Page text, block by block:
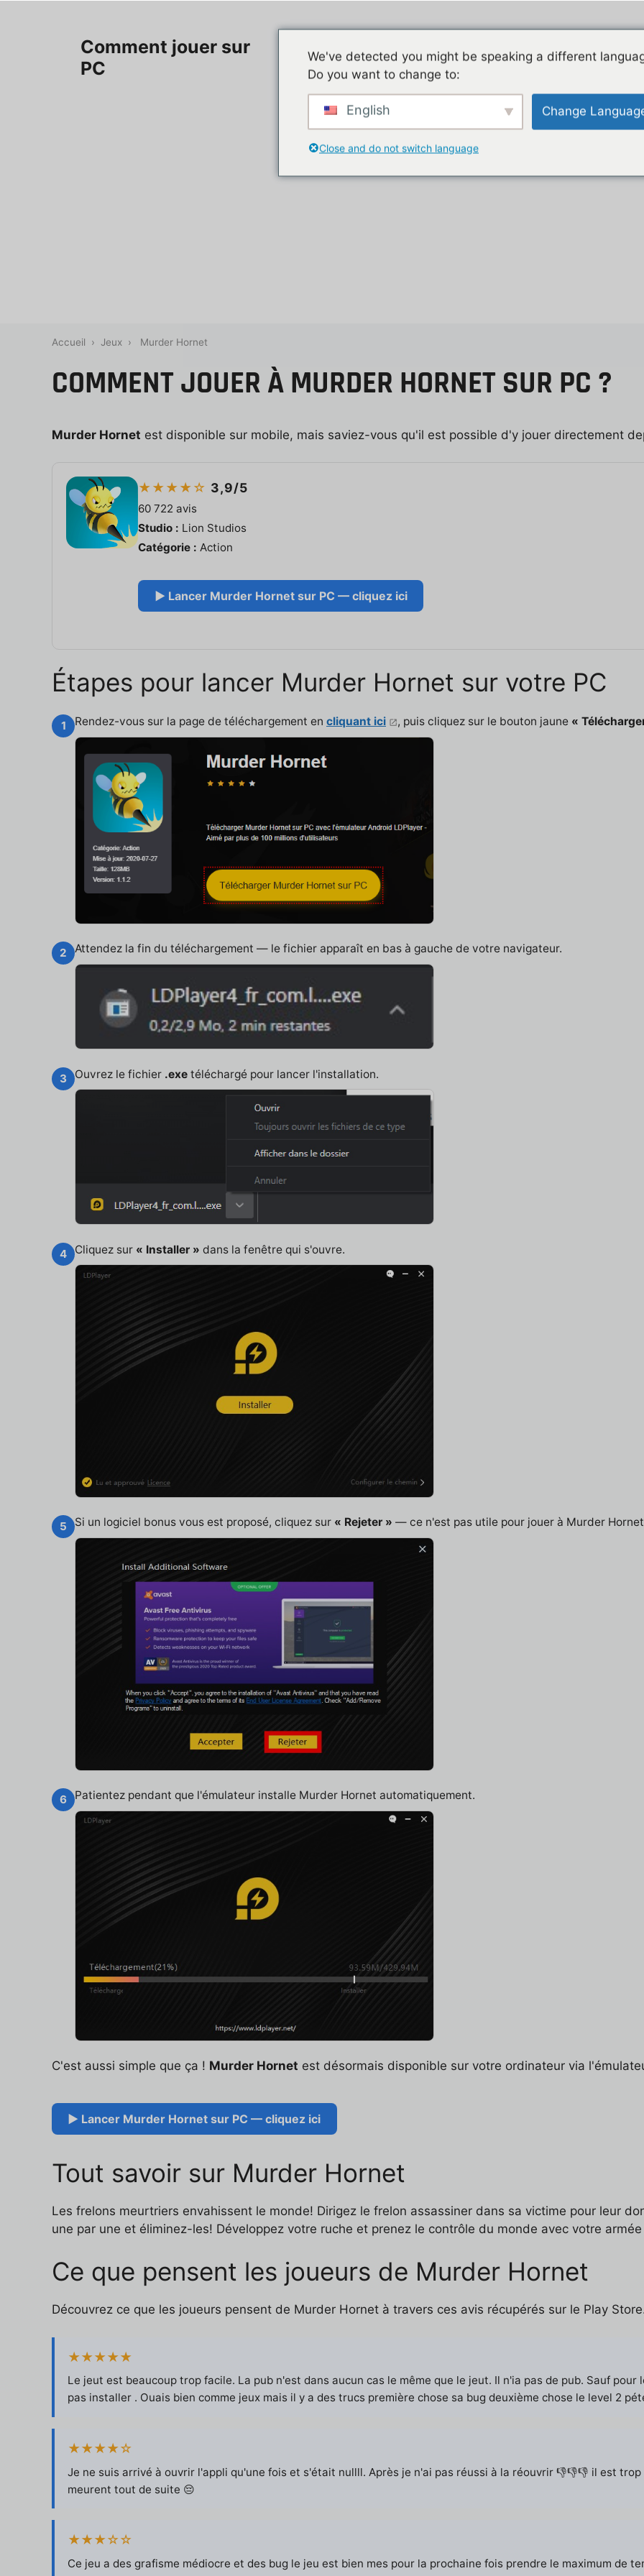
Comment jouer sur
PC
Contact
Accueil › Jeux › Murder Hornet
COMMENT JOUER À MURDER HORNET SUR PC ?
Murder Hornet est disponible sur mobile, mais saviez-vous qu'il est possible d'y jouer directement
★★★★☆ 3,9/5
60 722 avis
Studio : Lion Studios
Catégorie : Action
▶ Lancer Murder Hornet sur PC — cliquez ici
Étapes pour lancer Murder Hornet sur votre PC
1 Rendez-vous sur la page de téléchargement en cliquant ici , puis cliquez sur le bouton jaune «
2 Attendez la fin du téléchargement — le fichier apparaît en bas à gauche de votre navigateur.
3 Ouvrez le fichier .exe téléchargé pour lancer l'installation.
4 Cliquez sur « Installer » dans la fenêtre qui s'ouvre.
5 Si un logiciel bonus vous est proposé, cliquez sur « Rejeter » — ce n'est pas utile pour jouer à Murder
6 Patientez pendant que l'émulateur installe Murder Hornet automatiquement.
C'est aussi simple que ça ! Murder Hornet est désormais disponible sur votre ordinateur via
▶ Lancer Murder Hornet sur PC — cliquez ici
Tout savoir sur Murder Hornet
Les frelons meurtriers envahissent le monde! Dirigez le frelon assassiner dans sa victime pour leur
une par une et éliminez-les! Développez votre ruche et prenez le contrôle du monde avec votre
Ce que pensent les joueurs de Murder Hornet
Découvrez ce que les joueurs pensent de Murder Hornet à travers ces avis récupérés sur le Play
★★★★★
Le jeut est beaucoup trop facile. La pub n'est dans aucun cas le même que le jeut. Il n'ia pas de pub. Sauf
pas installer . Ouais bien comme jeux mais il y a des trucs première chose sa bug deuxième chose le level 2
★★★★☆
Je ne suis arrivé à ouvrir l'appli qu'une fois et s'était nullll. Après je n'ai pas réussi à la réouvrir 👎👎👎 il est
meurent tout de suite 😔
★★★☆☆
Ce jeu a des grafisme médiocre et des bug le jeu est bien mes pour la prochaine fois prendre le maximum de
We've detected you might be speaking a different
Do you want to change to:
English Change
Close and do not switch language